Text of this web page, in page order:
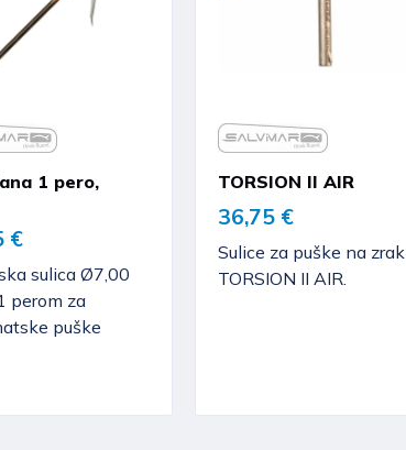
1 pero,
€
sulica Ø7,00
perom za
puške
TORSION II AIR
36,75 €
Sulice za puške na zrak
TORSION II AIR.